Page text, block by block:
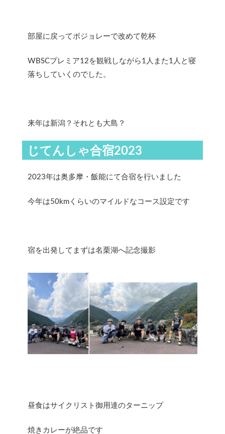
部屋に戻ってボジョレーで改めて乾杯
WBSCプレミア12を観戦しながら1人また1人と寝
落ちしていくのでした。
来年は新潟？それとも大島？
じてんしゃ合宿2023
2023年は奥多摩・飯能にて合宿を行いました
今年は50kmくらいのマイルドなコース設定です
宿を出発してまずは名栗湖へ記念撮影
昼食はサイクリスト御用達のターニップ
焼きカレーが絶品です